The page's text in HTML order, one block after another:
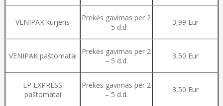
VENIPAK kurjeris
Prekės gavimas per 2
– 5 d.d.
3,99 Eur
VENIPAK paštomatai
Prekės gavimas per 2
– 5 d.d.
3,50 Eur
LP EXPRESS
paštomatai
Prekės gavimas per 2
– 5 d.d.
3,50 Eur